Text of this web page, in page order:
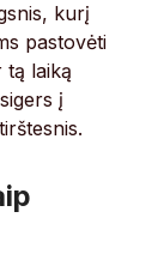
kurį
pastovėti
tą laiką
į